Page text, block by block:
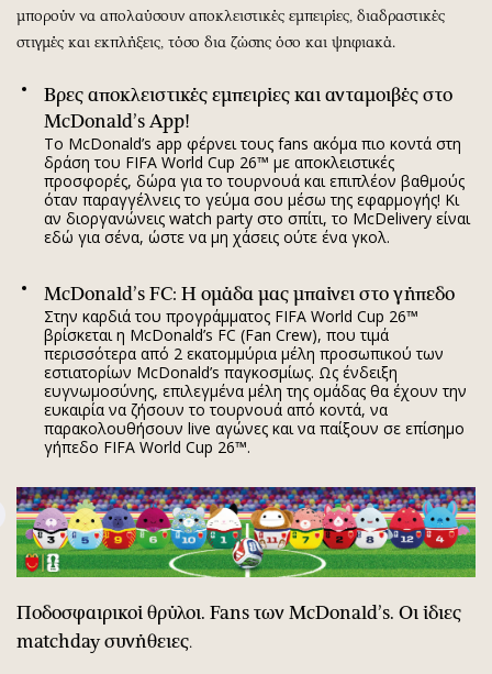
μπορούν να απολαύσουν αποκλειστικές εμπειρίες, διαδραστικές
στιγμές και εκπλήξεις, τόσο δια ζώσης όσο και ψηφιακά.
Βρες αποκλειστικές εμπειρίες και ανταμοιβές στο
McDonald’s App!
Το McDonald’s app φέρνει τους fans ακόμα πιο κοντά στη
δράση του FIFA World Cup 26™ με αποκλειστικές
προσφορές, δώρα για το τουρνουά και επιπλέον βαθμούς
όταν παραγγέλνεις το γεύμα σου μέσω της εφαρμογής! Κι
αν διοργανώνεις watch party στο σπίτι, το McDelivery είναι
εδώ για σένα, ώστε να μη χάσεις ούτε ένα γκολ.
McDonald’s FC: Η ομάδα μας μπαίνει στο γήπεδο
Στην καρδιά του προγράμματος FIFA World Cup 26™
βρίσκεται η McDonald’s FC (Fan Crew), που τιμά
περισσότερα από 2 εκατομμύρια μέλη προσωπικού των
εστιατορίων McDonald’s παγκοσμίως. Ως ένδειξη
ευγνωμοσύνης, επιλεγμένα μέλη της ομάδας θα έχουν την
ευκαιρία να ζήσουν το τουρνουά από κοντά, να
παρακολουθήσουν live αγώνες και να παίξουν σε επίσημο
γήπεδο FIFA World Cup 26™.
Ποδοσφαιρικοί θρύλοι. Fans των McDonald’s. Οι ίδιες
matchdayσυνήθειες.